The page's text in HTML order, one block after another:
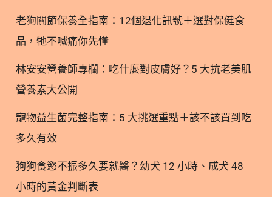
老狗關節保養全指南：12個退化訊號＋選對保健食
品，牠不喊痛你先懂
林安安營養師專欄：吃什麼對皮膚好？5 大抗老美肌
營養素大公開
寵物益生菌完整指南：5 大挑選重點＋該不該買到吃
多久有效
狗狗食慾不振多久要就醫？幼犬 12 小時、成犬 48
小時的黃金判斷表